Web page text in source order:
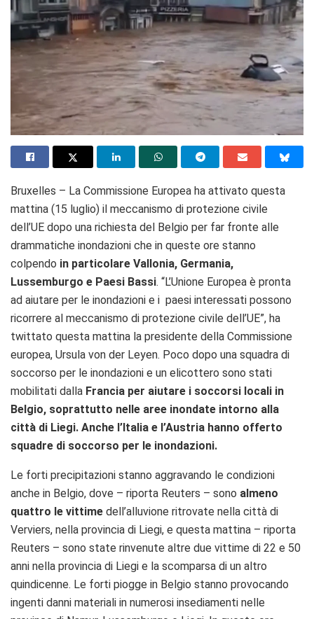
Bruxelles – La Commissione Europea ha attivato questa
mattina (15 luglio) il meccanismo di protezione civile
dell’UE dopo una richiesta del Belgio per far fronte alle
drammatiche inondazioni che in queste ore stanno
colpendo in particolare Vallonia, Germania,
Lussemburgo e Paesi Bassi. “L’Unione Europea è pronta
ad aiutare per le inondazioni e i paesi interessati possono
ricorrere al meccanismo di protezione civile dell’UE”, ha
twittato questa mattina la presidente della Commissione
europea, Ursula von der Leyen. Poco dopo una squadra di
soccorso per le inondazioni e un elicottero sono stati
mobilitati dalla Francia per aiutare i soccorsi locali in
Belgio, soprattutto nelle aree inondate intorno alla
città di Liegi. Anche l’Italia e l’Austria hanno offerto
squadre di soccorso per le inondazioni.
Le forti precipitazioni stanno aggravando le condizioni
anche in Belgio, dove – riporta Reuters – sono almeno
quattro le vittime dell’alluvione ritrovate nella città di
Verviers, nella provincia di Liegi, e questa mattina – riporta
Reuters – sono state rinvenute altre due vittime di 22 e 50
anni nella provincia di Liegi e la scomparsa di un altro
quindicenne. Le forti piogge in Belgio stanno provocando
ingenti danni materiali in numerosi insediamenti nelle